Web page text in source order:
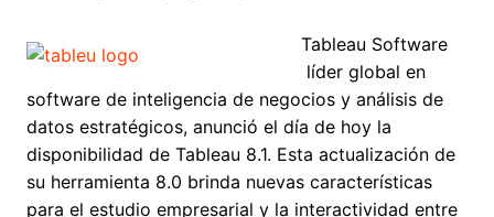
Tableau Software
líder global en
software de inteligencia de negocios y análisis de
datos estratégicos, anunció el día de hoy la
disponibilidad de Tableau 8.1. Esta actualización de
su herramienta 8.0 brinda nuevas características
para el estudio empresarial y la interactividad entre